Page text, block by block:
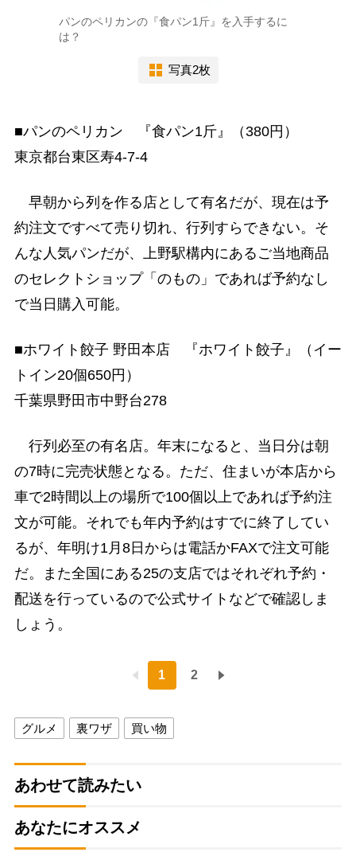
パンのペリカンの『食パン1斤』を入手するに
は？
写真2枚
■パンのペリカン 『食パン1斤』（380円）
東京都台東区寿4-7-4
早朝から列を作る店として有名だが、現在は予
約注文ですべて売り切れ、行列すらできない。そ
んな人気パンだが、上野駅構内にあるご当地商品
のセレクトショップ「のもの」であれば予約なし
で当日購入可能。
■ホワイト餃子 野田本店 『ホワイト餃子』（イー
トイン20個650円）
千葉県野田市中野台278
行列必至の有名店。年末になると、当日分は朝
の7時に完売状態となる。ただ、住まいが本店から
車で2時間以上の場所で100個以上であれば予約注
文が可能。それでも年内予約はすでに終了してい
るが、年明け1月8日からは電話かFAXで注文可能
だ。また全国にある25の支店ではそれぞれ予約・
配送を行っているので公式サイトなどで確認しま
しょう。
1 2
グルメ 裏ワザ 買い物
あわせて読みたい
あなたにオススメ